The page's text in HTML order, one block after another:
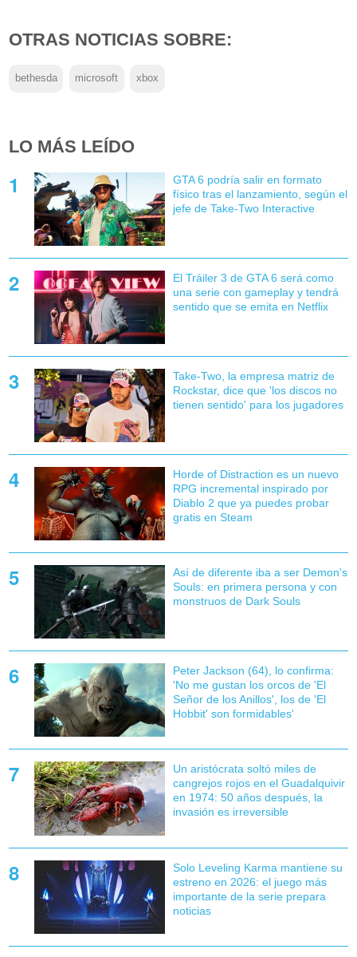
OTRAS NOTICIAS SOBRE:
bethesda microsoft xbox
LO MÁS LEÍDO
GTA 6 podría salir en formato
físico tras el lanzamiento, según el
jefe de Take-Two Interactive
El Tráiler 3 de GTA 6 será como
una serie con gameplay y tendrá
sentido que se emita en Netflix
Take-Two, la empresa matriz de
Rockstar, dice que 'los discos no
tienen sentido' para los jugadores
Horde of Distraction es un nuevo
RPG incremental inspirado por
Diablo 2 que ya puedes probar
gratis en Steam
Así de diferente iba a ser Demon's
Souls: en primera persona y con
monstruos de Dark Souls
Peter Jackson (64), lo confirma:
'No me gustan los orcos de 'El
Señor de los Anillos', los de 'El
Hobbit' son formidables'
Un aristócrata soltó miles de
cangrejos rojos en el Guadalquivir
en 1974: 50 años después, la
invasión es irreversible
Solo Leveling Karma mantiene su
estreno en 2026: el juego más
importante de la serie prepara
noticias